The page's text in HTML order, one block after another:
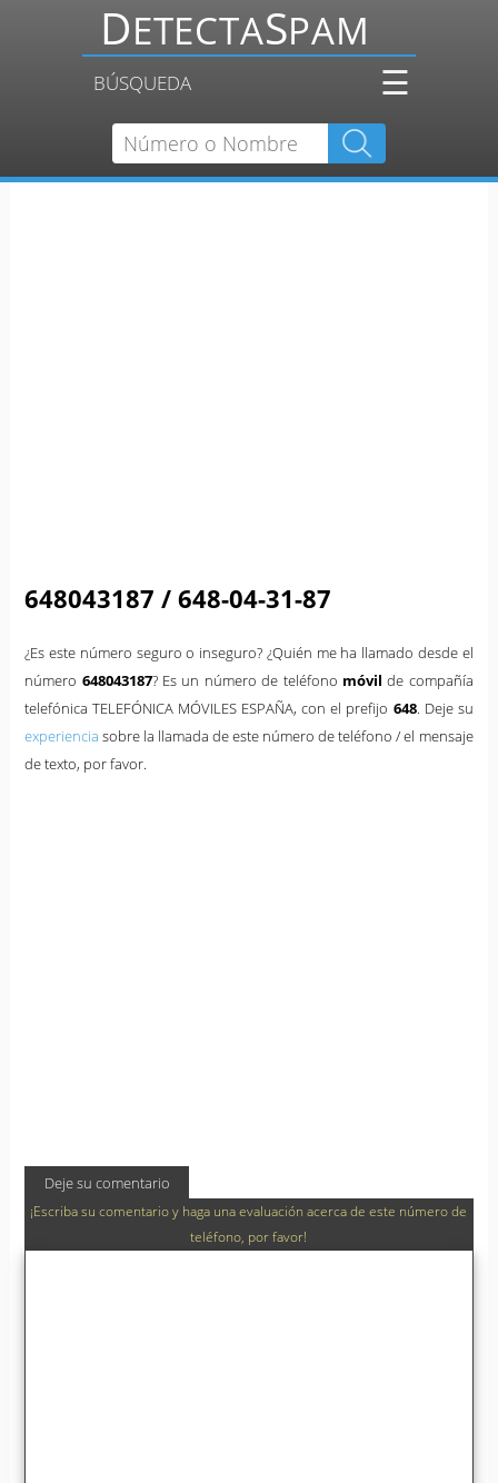
BÚSQUEDA ☰
648043187 / 648-04-31-87
¿Es este número seguro o inseguro? ¿Quién me ha llamado desde el
número 648043187? Es un número de teléfono móvil de compañía
telefónica TELEFÓNICA MÓVILES ESPAÑA, con el prefijo 648. Deje su
experiencia sobre la llamada de este número de teléfono / el mensaje
de texto, por favor.
Deje su comentario
¡Escriba su comentario y haga una evaluación acerca de este número de
teléfono, por favor!